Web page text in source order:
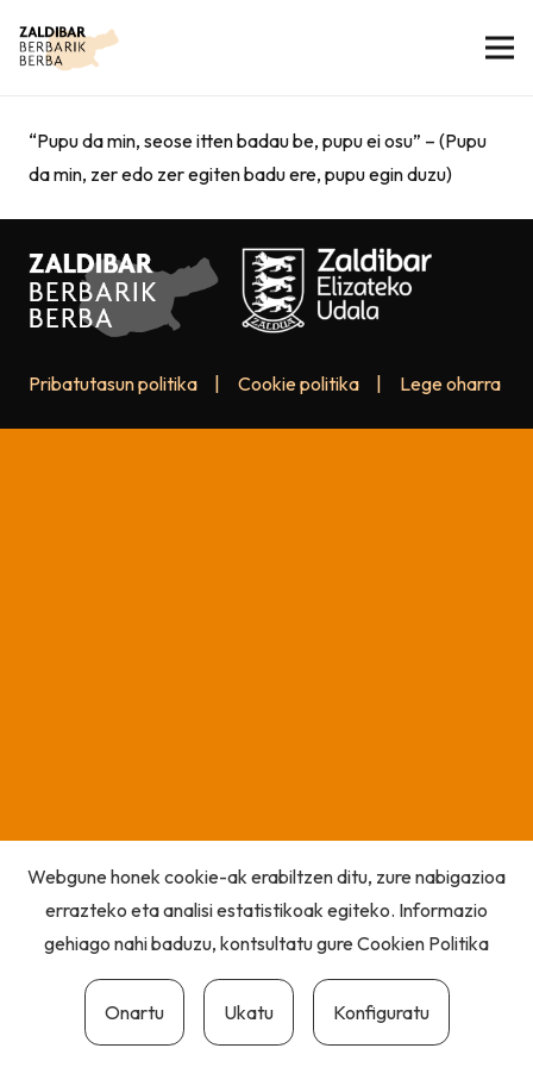
“Pupu da min, seose itten badau be, pupu ei osu” – (Pupu
da min, zer edo zer egiten badu ere, pupu egin duzu)
Pribatutasun politika Cookie politika Lege oharra
Webgune honek cookie-ak erabiltzen ditu, zure nabigazioa
errazteko eta analisi estatistikoak egiteko. Informazio
gehiago nahi baduzu, kontsultatu gureCookien Politika
Onartu Ukatu Konfiguratu